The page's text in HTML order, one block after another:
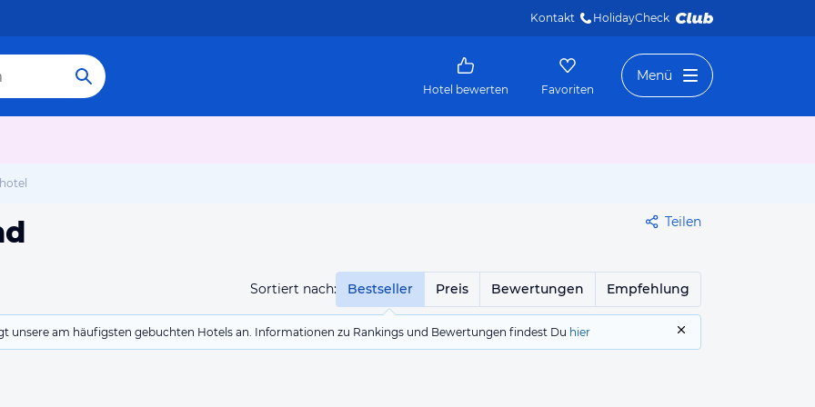
Kontakt HolidayCheck
Hotel bewerten Favoriten
Menü
Teilen
Sortiert nach: Bestseller Preis Bewertungen Empfehlung
unsere am häufigsten gebuchten Hotels an. Informationen zu Rankings und Bewertungen findest Du hier